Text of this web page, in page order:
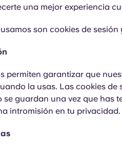
la innovación,
una mejor experiencia
son cookies de
permiten garantizar que
la usas. Las cookies
se guardan una vez que has
intromisión en tu privacidad.